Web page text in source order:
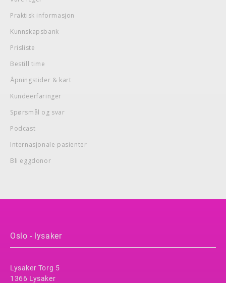
Praktisk informasjon
Kunnskapsbank
Prisliste
Bestill time
Åpningstider & kart
Kundeerfaringer
Spørsmål og svar
Podcast
Internasjonale pasienter
Bli eggdonor
Oslo - lysaker
Lysaker Torg 5
1366 Lysaker